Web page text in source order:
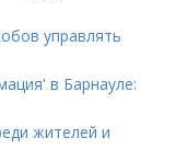
управлять
в Барнауле:
жителей и